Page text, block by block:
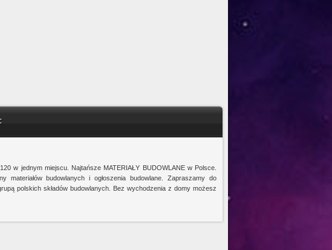
w jednym miejscu. Najtańsze MATERIAŁY BUDOWLANE w Polsce.
materiałów budowlanych i ogłoszenia budowlane. Zapraszamy do
polskich składów budowlanych. Bez wychodzenia z domy możesz